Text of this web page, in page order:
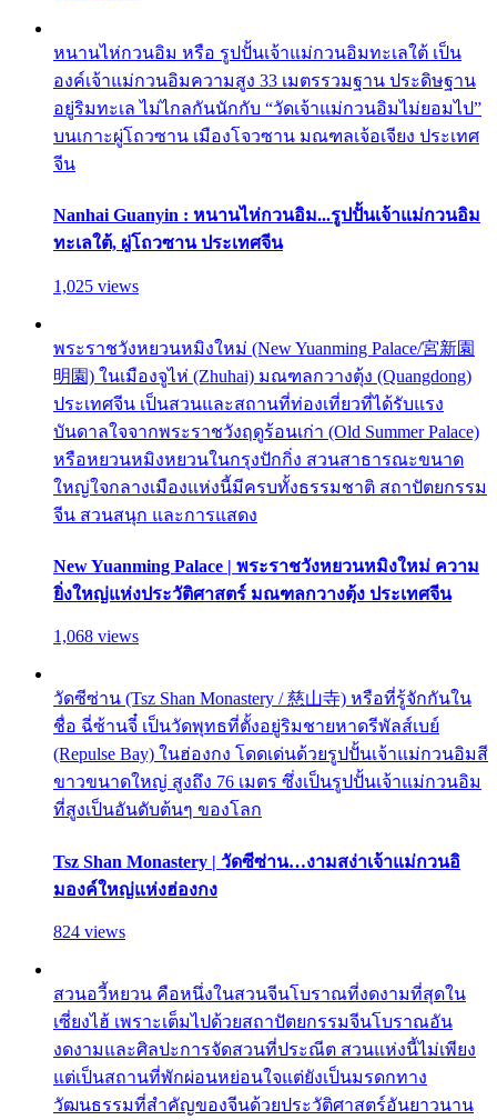
หนานไห่กวนอิม หรือ รูปปั้นเจ้าแม่กวนอิมทะเลใต้ เป็น
องค์เจ้าแม่กวนอิมความสูง 33 เมตรรวมฐาน ประดิษฐาน
อยู่ริมทะเล ไม่ไกลกันนักกับ “วัดเจ้าแม่กวนอิมไม่ยอมไป”
บนเกาะผู่โถวซาน เมืองโจวซาน มณฑลเจ้อเจียง ประเทศ
จีน
Nanhai Guanyin : หนานไห่กวนอิม...รูปปั้นเจ้าแม่กวนอิม
ทะเลใต้, ผู่โถวซาน ประเทศจีน
1,025 views
พระราชวังหยวนหมิงใหม่ (New Yuanming Palace/宮新園
明園) ในเมืองจูไห่ (Zhuhai) มณฑลกวางตุ้ง (Quangdong)
ประเทศจีน เป็นสวนและสถานที่ท่องเที่ยวที่ได้รับแรง
บันดาลใจจากพระราชวังฤดูร้อนเก่า (Old Summer Palace)
หรือหยวนหมิงหยวนในกรุงปักกิ่ง สวนสาธารณะขนาด
ใหญ่ใจกลางเมืองแห่งนี้มีครบทั้งธรรมชาติ สถาปัตยกรรม
จีน สวนสนุก และการแสดง
New Yuanming Palace | พระราชวังหยวนหมิงใหม่ ความ
ยิ่งใหญ่แห่งประวัติศาสตร์ มณฑลกวางตุ้ง ประเทศจีน
1,068 views
วัดซีซ่าน (Tsz Shan Monastery / 慈山寺) หรือที่รู้จักกันใน
ชื่อ ฉี่ซ้านจี๋ เป็นวัดพุทธที่ตั้งอยู่ริมชายหาดรีพัลส์เบย์
(Repulse Bay) ในฮ่องกง โดดเด่นด้วยรูปปั้นเจ้าแม่กวนอิมสี
ขาวขนาดใหญ่ สูงถึง 76 เมตร ซึ่งเป็นรูปปั้นเจ้าแม่กวนอิม
ที่สูงเป็นอันดับต้นๆ ของโลก
Tsz Shan Monastery | วัดซีซ่าน…งามสง่าเจ้าแม่กวนอิ
มองค์ใหญ่แห่งฮ่องกง
824 views
สวนอวี้หยวน คือหนึ่งในสวนจีนโบราณที่งดงามที่สุดใน
เซี่ยงไฮ้ เพราะเต็มไปด้วยสถาปัตยกรรมจีนโบราณอัน
งดงามและศิลปะการจัดสวนที่ประณีต สวนแห่งนี้ไม่เพียง
แต่เป็นสถานที่พักผ่อนหย่อนใจแต่ยังเป็นมรดกทาง
วัฒนธรรมที่สำคัญของจีนด้วยประวัติศาสตร์อันยาวนาน